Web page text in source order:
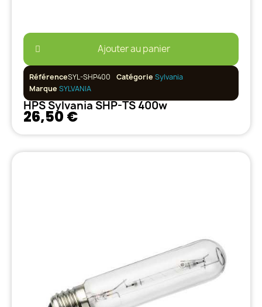
Ajouter au panier
RéférenceSYL-SHP400 Catégorie Sylvania
Marque SYLVANIA
HPS Sylvania SHP-TS 400w
26,50 €